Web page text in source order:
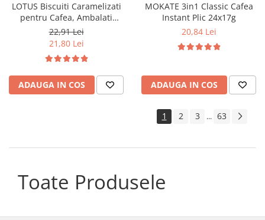
LOTUS Biscuiti Caramelizati
pentru Cafea, Ambalati
Individual 50buc 312.5g
22,91 Lei
21,80 Lei
ADAUGA IN COS
MOKATE 3in1 Classic Cafea
Instant Plic 24x17g
20,84 Lei
ADAUGA IN COS
1 2 3 ... 63
Toate Produsele